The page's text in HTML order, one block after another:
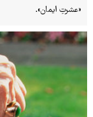
«عشرتِ ایمان».